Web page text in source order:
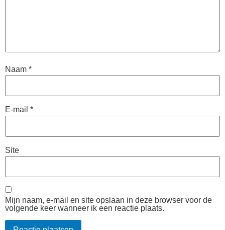
Naam *
E-mail *
Site
Mijn naam, e-mail en site opslaan in deze browser voor de
volgende keer wanneer ik een reactie plaats.